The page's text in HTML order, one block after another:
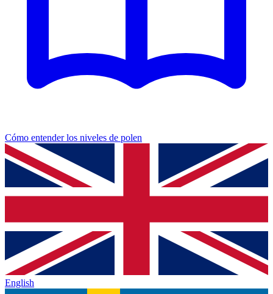
Cómo entender los niveles de polen
English